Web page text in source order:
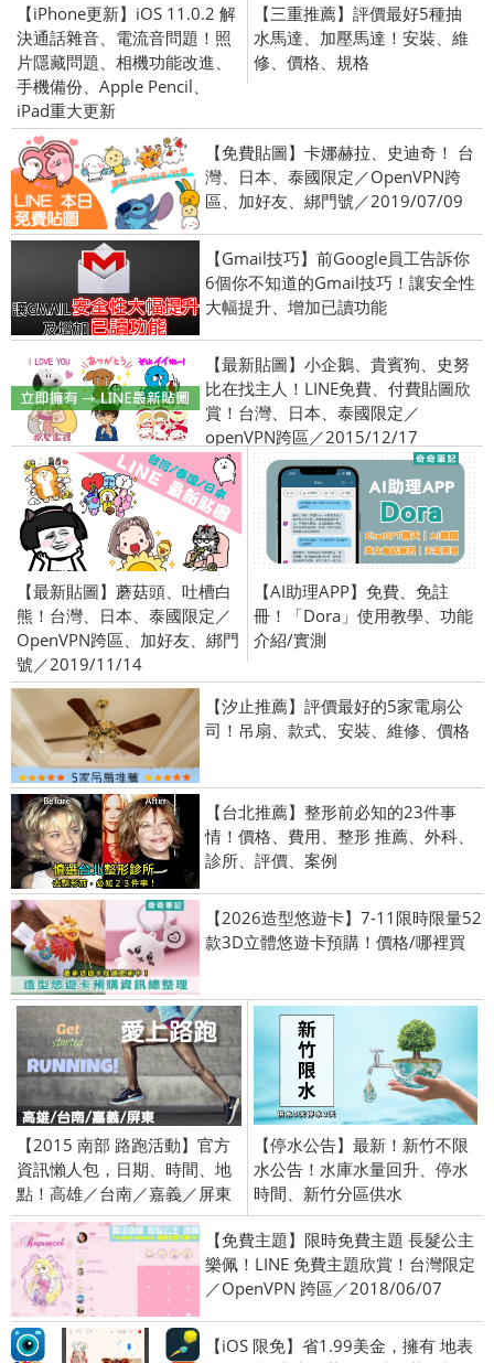
【iPhone更新】iOS 11.0.2 解
決通話雜音、電流音問題！照
片隱藏問題、相機功能改進、
手機備份、Apple Pencil、
iPad重大更新
【三重推薦】評價最好5種抽
水馬達、加壓馬達！安裝、維
修、價格、規格
【免費貼圖】卡娜赫拉、史迪奇！ 台
灣、日本、泰國限定／OpenVPN跨
區、加好友、綁門號／2019/07/09
【Gmail技巧】前Google員工告訴你
6個你不知道的Gmail技巧！讓安全性
大幅提升、增加已讀功能
【最新貼圖】小企鵝、貴賓狗、史努
比在找主人！LINE免費、付費貼圖欣
賞！台灣、日本、泰國限定／
openVPN跨區／2015/12/17
【最新貼圖】蘑菇頭、吐槽白
熊！台灣、日本、泰國限定／
OpenVPN跨區、加好友、綁門
號／2019/11/14
【AI助理APP】免費、免註
冊！「Dora」使用教學、功能
介紹/實測
【汐止推薦】評價最好的5家電扇公
司！吊扇、款式、安裝、維修、價格
【台北推薦】整形前必知的23件事
情！價格、費用、整形 推薦、外科、
診所、評價、案例
【2026造型悠遊卡】7-11限時限量52
款3D立體悠遊卡預購！價格/哪裡買
【2015 南部 路跑活動】官方
資訊懶人包，日期、時間、地
點！高雄／台南／嘉義／屏東
【停水公告】最新！新竹不限
水公告！水庫水量回升、停水
時間、新竹分區供水
【免費主題】限時免費主題 長髮公主
樂佩！LINE 免費主題欣賞！台灣限定
／OpenVPN 跨區／2018/06/07
【iOS 限免】省1.99美金，擁有 地表